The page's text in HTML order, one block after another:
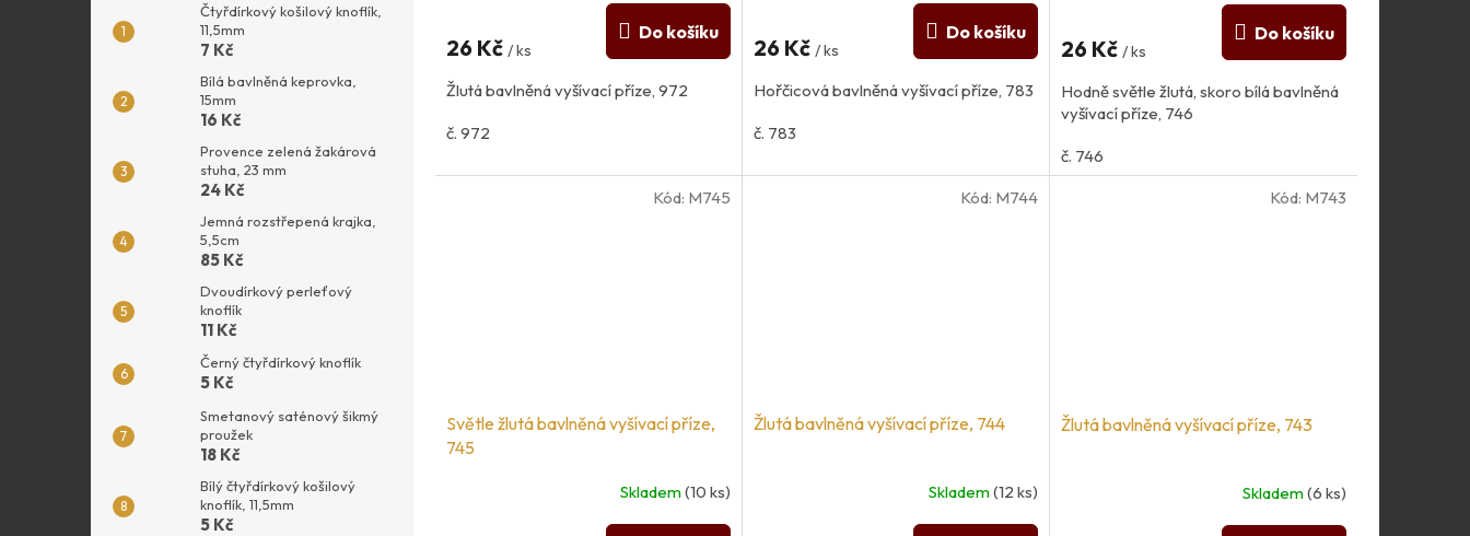
Čtyřdírkový košilový knoflík,
11,5mm
7 Kč
Bílá bavlněná keprovka,
15mm
16 Kč
Provence zelená žakárová
stuha, 23 mm
24 Kč
Jemná rozstřepená krajka,
5,5cm
85 Kč
Dvoudírkový perleťový
knoflík
11 Kč
Černý čtyřdírkový knoflík
5 Kč
Smetanový saténový šikmý
proužek
18 Kč
Bílý čtyřdírkový košilový
knoflík, 11,5mm
5 Kč
26 Kč / ks
Do košíku
Žlutá bavlněná vyšívací příze, 972
č. 972
26 Kč / ks
Do košíku
Hořčicová bavlněná vyšívací příze, 783
č. 783
26 Kč / ks
Do košíku
Hodně světle žlutá, skoro bílá bavlněná
vyšívací příze, 746
č. 746
Světle žlutá bavlněná vyšívací příze,
745
Skladem(10 ks)
Kód: M745
Žlutá bavlněná vyšívací příze, 744
Skladem(12 ks)
Kód: M744
Žlutá bavlněná vyšívací příze, 743
Skladem(6 ks)
Kód: M743